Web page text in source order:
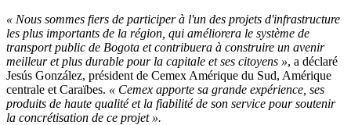
« Nous sommes fiers de participer à l'un des projets d'infrastructure
les plus importants de la région, qui améliorera le système de
transport public de Bogota et contribuera à construire un avenir
meilleur et plus durable pour la capitale et ses citoyens », a déclaré
Jesús González, président de Cemex Amérique du Sud, Amérique
centrale et Caraïbes. « Cemex apporte sa grande expérience, ses
produits de haute qualité et la fiabilité de son service pour soutenir
la concrétisation de ce projet ».